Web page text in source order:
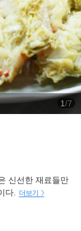
1/7
신선한 재료들만
다.
더보기